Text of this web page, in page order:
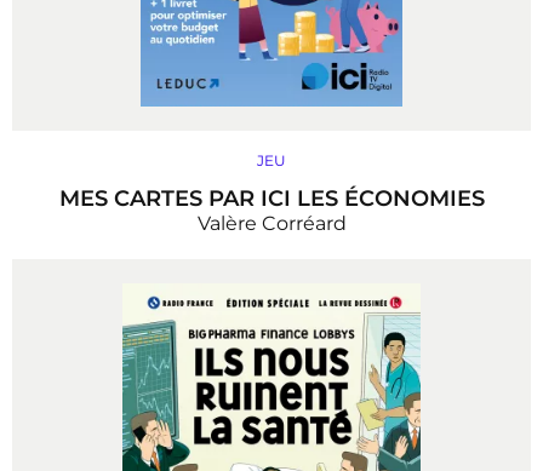
JEU
MES CARTES PAR ICI LES ÉCONOMIES
Valère Corréard